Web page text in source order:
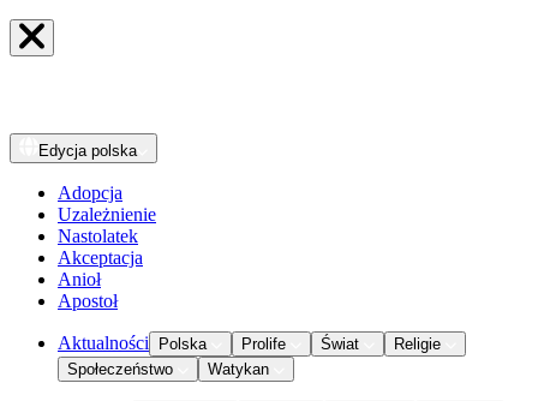
Edycja polska
Adopcja
Uzależnienie
Nastolatek
Akceptacja
Anioł
Apostoł
Aktualności Polska Prolife Świat
Religie
Społeczeństwo
Watykan